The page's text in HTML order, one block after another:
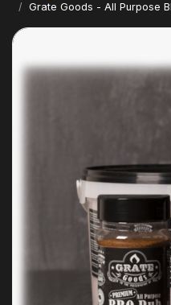
Grate Goods - All Purpose